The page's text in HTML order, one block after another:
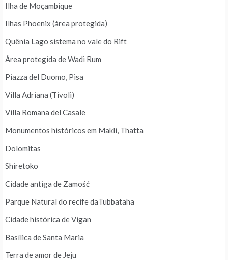
Ilha de Moçambique
Ilhas Phoenix (área protegida)
Quênia Lago sistema no vale do Rift
Área protegida de Wadi Rum
Piazza del Duomo, Pisa
Villa Adriana (Tivoli)
Villa Romana del Casale
Monumentos históricos em Makli, Thatta
Dolomitas
Shiretoko
Cidade antiga de Zamość
Parque Natural do recife daTubbataha
Cidade histórica de Vigan
Basílica de Santa Maria
Terra de amor de Jeju